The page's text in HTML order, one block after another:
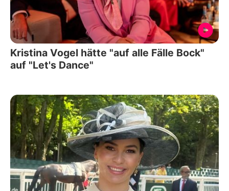
Kristina Vogel hätte "auf alle Fälle Bock"
auf "Let's Dance"